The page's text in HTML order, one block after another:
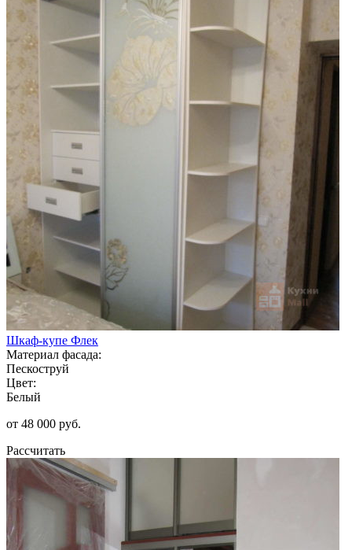
Шкаф-купе Флек
Материал фасада:
Пескоструй
Цвет:
Белый
от 48 000 руб.
Рассчитать